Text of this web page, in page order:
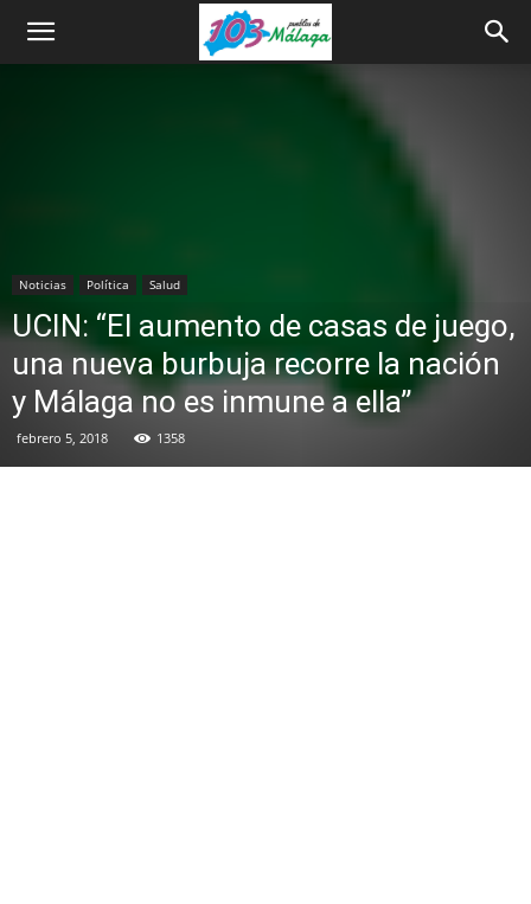
Noticias Política Salud
UCIN: “El aumento de casas de juego,
una nueva burbuja recorre la nación
y Málaga no es inmune a ella”
febrero 5, 2018 1358